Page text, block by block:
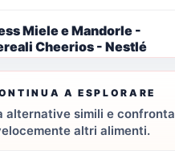
Miele e Mandorle -
Cheerios - Nestlé
A ESPLORARE
alternative simili e confronta
altri alimenti.